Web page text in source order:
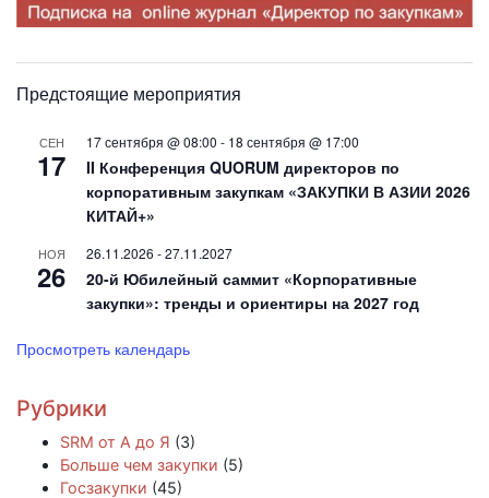
Предстоящие мероприятия
СЕН
17
17 сентября @ 08:00 - 18 сентября @ 17:00
II Конференция QUORUM директоров по
корпоративным закупкам «ЗАКУПКИ В АЗИИ 2026
КИТАЙ+»
НОЯ
26
26.11.2026 -27.11.2027
20-й Юбилейный саммит «Корпоративные
закупки»: тренды и ориентиры на 2027 год
Просмотреть календарь
Рубрики
SRM от А до Я (3)
Больше чем закупки (5)
Госзакупки (45)